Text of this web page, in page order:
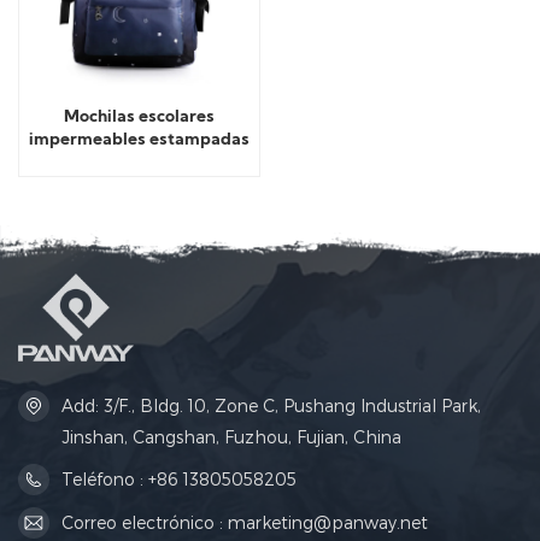
Mochilas escolares
impermeables estampadas
Add: 3/F., Bldg. 10, Zone C, Pushang Industrial Park,
Jinshan, Cangshan, Fuzhou, Fujian, China
Teléfono : +86 13805058205
Correo electrónico : marketing@panway.net